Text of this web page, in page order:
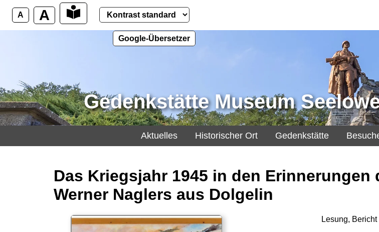
A A
Google-Übersetzer
Gedenkstätte Museum
Aktuelles Historischer Ort Gedenkstätte
Das Kriegsjahr 1945 in den
Werner Naglers aus Dolgelin
Lesung,